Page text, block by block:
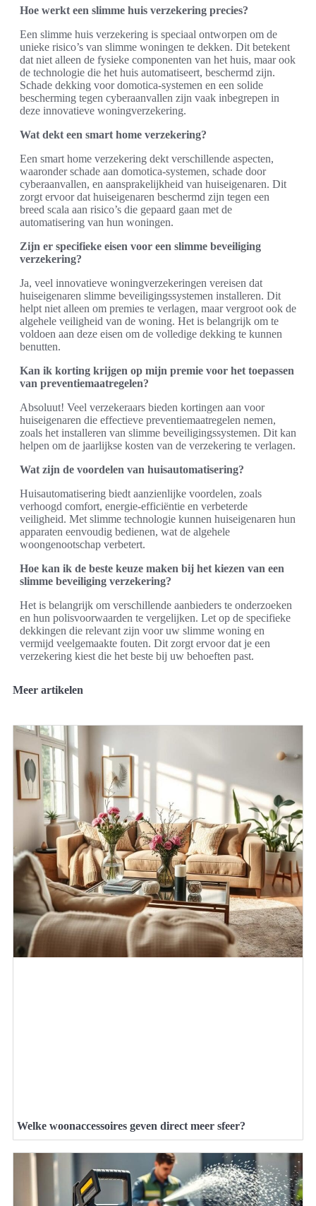
Hoe werkt een slimme huis verzekering precies?
Een slimme huis verzekering is speciaal ontworpen om de
unieke risico’s van slimme woningen te dekken. Dit betekent
dat niet alleen de fysieke componenten van het huis, maar ook
de technologie die het huis automatiseert, beschermd zijn.
Schade dekking voor domotica-systemen en een solide
bescherming tegen cyberaanvallen zijn vaak inbegrepen in
deze innovatieve woningverzekering.
Wat dekt een smart home verzekering?
Een smart home verzekering dekt verschillende aspecten,
waaronder schade aan domotica-systemen, schade door
cyberaanvallen, en aansprakelijkheid van huiseigenaren. Dit
zorgt ervoor dat huiseigenaren beschermd zijn tegen een
breed scala aan risico’s die gepaard gaan met de
automatisering van hun woningen.
Zijn er specifieke eisen voor een slimme beveiliging
verzekering?
Ja, veel innovatieve woningverzekeringen vereisen dat
huiseigenaren slimme beveiligingssystemen installeren. Dit
helpt niet alleen om premies te verlagen, maar vergroot ook de
algehele veiligheid van de woning. Het is belangrijk om te
voldoen aan deze eisen om de volledige dekking te kunnen
benutten.
Kan ik korting krijgen op mijn premie voor het toepassen
van preventiemaatregelen?
Absoluut! Veel verzekeraars bieden kortingen aan voor
huiseigenaren die effectieve preventiemaatregelen nemen,
zoals het installeren van slimme beveiligingssystemen. Dit kan
helpen om de jaarlijkse kosten van de verzekering te verlagen.
Wat zijn de voordelen van huisautomatisering?
Huisautomatisering biedt aanzienlijke voordelen, zoals
verhoogd comfort, energie-efficiëntie en verbeterde
veiligheid. Met slimme technologie kunnen huiseigenaren hun
apparaten eenvoudig bedienen, wat de algehele
woongenootschap verbetert.
Hoe kan ik de beste keuze maken bij het kiezen van een
slimme beveiliging verzekering?
Het is belangrijk om verschillende aanbieders te onderzoeken
en hun polisvoorwaarden te vergelijken. Let op de specifieke
dekkingen die relevant zijn voor uw slimme woning en
vermijd veelgemaakte fouten. Dit zorgt ervoor dat je een
verzekering kiest die het beste bij uw behoeften past.
Meer artikelen
Welke woonaccessoires geven direct meer sfeer?